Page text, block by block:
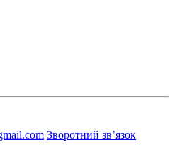
Зворотний зв’язок